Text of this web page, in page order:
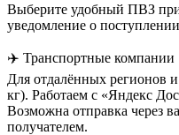
Выберите удобный ПВЗ
уведомление о
✈️ Транспортные компании
Для отдалённых регионов
кг). Работаем с «Яндекс
Возможна отправка через
получателем.